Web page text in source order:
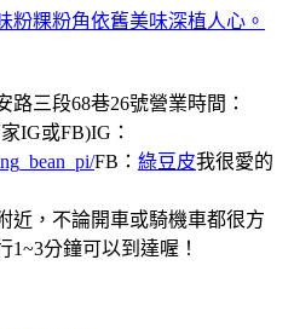
粉粿粉角依舊美味深植人心。
三段68巷26號營業時間：
IG或FB)IG：
FB： 綠豆皮我很愛的
近，不論開車或騎機車都很方
分鐘可以到達喔！